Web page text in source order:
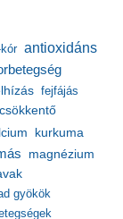
antioxidáns
fejfájás
kurkuma
magnézium
gyökök